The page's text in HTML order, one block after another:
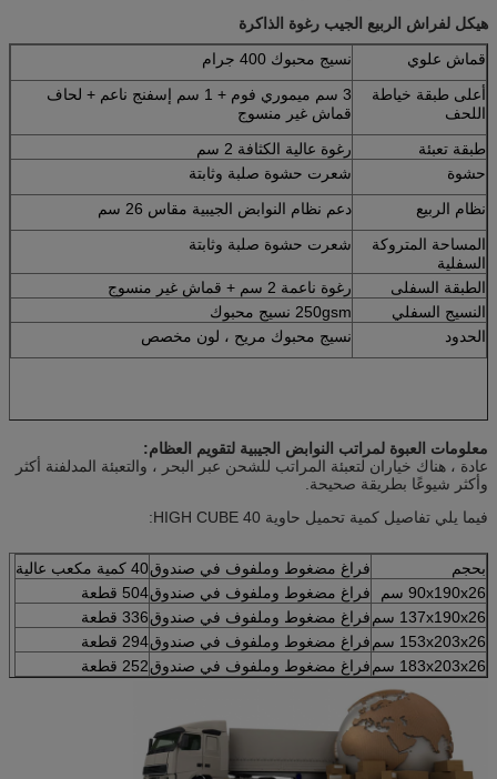
هيكل لفراش الربيع الجيب رغوة الذاكرة
قماش علوي
نسيج محبوك 400 جرام
أعلى طبقة خياطة
اللحف
3 سم ميموري فوم + 1 سم إسفنج ناعم + لحاف
قماش غير منسوج
طبقة تعبئة
رغوة عالية الكثافة 2 سم
حشوة
شعرت حشوة صلبة وثابتة
نظام الربيع
دعم نظام النوابض الجيبية مقاس 26 سم
المساحة المتروكة
السفلية
شعرت حشوة صلبة وثابتة
الطبقة السفلى
رغوة ناعمة 2 سم + قماش غير منسوج
النسيج السفلي
250gsm نسيج محبوك
الحدود
نسيج محبوك مريح ، لون مخصص
معلومات العبوة لمراتب النوابض الجيبية لتقويم العظام:
عادة ، هناك خياران لتعبئة المراتب للشحن عبر البحر ، والتعبئة المدلفنة أكثر
وأكثر شيوعًا بطريقة صحيحة.
فيما يلي تفاصيل كمية تحميل حاوية 40 HIGH CUBE:
بحجم فراغ مضغوط وملفوف في صندوق40 كمية مكعب عالية
90x190x26 سم
فراغ مضغوط وملفوف في صندوق504 قطعة
137x190x26 سم
فراغ مضغوط وملفوف في صندوق336 قطعة
153x203x26 سم
فراغ مضغوط وملفوف في صندوق294 قطعة
183x203x26 سم
فراغ مضغوط وملفوف في صندوق252 قطعة